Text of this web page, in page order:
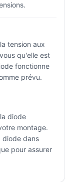
tension aux
qu'elle est
fonctionne
prévu.
diode
montage.
diode dans
pour assurer